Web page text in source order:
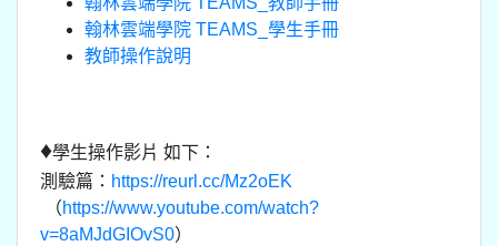
翰林雲端學院 TEAMS_學生手冊
教師操作說明
♦學生操作影片 如下：
測驗篇： https://reurl.cc/Mz2oEK
（https://www.youtube.com/watch?
v=8aMJdGIOvS0）